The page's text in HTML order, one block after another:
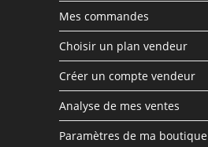
Mes commandes
Choisir un plan vendeur
Créer un compte vendeur
Analyse de mes ventes
Paramètres de ma boutique